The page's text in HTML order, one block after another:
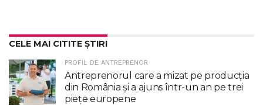
CELE MAI CITITE ȘTIRI
PROFIL DE ANTREPRENOR
Antreprenorul care a mizat pe producția
din România și a ajuns într-un an pe trei
piețe europene